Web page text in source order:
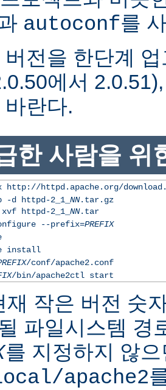
autoconf를
버전을 한단계
에서
란다.
한 사람을 위
http://httpd.apache.org/
-d httpd-2_1_ NN.tar.gz
httpd-2_1_ NN.tar
--prefix=PREFIX
install
/conf/apache2.conf
/bin/apache2ctl start
재 작은 버전 숫
파일시스템 경
를 지정하지 않
apache2